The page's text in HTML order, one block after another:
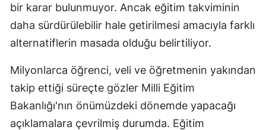
bir karar bulunmuyor. Ancak eğitim takviminin
daha sürdürülebilir hale getirilmesi amacıyla farklı
alternatiflerin masada olduğu belirtiliyor.
Milyonlarca öğrenci, veli ve öğretmenin yakından
takip ettiği süreçte gözler Milli Eğitim
Bakanlığı'nın önümüzdeki dönemde yapacağı
açıklamalara çevrilmiş durumda. Eğitim